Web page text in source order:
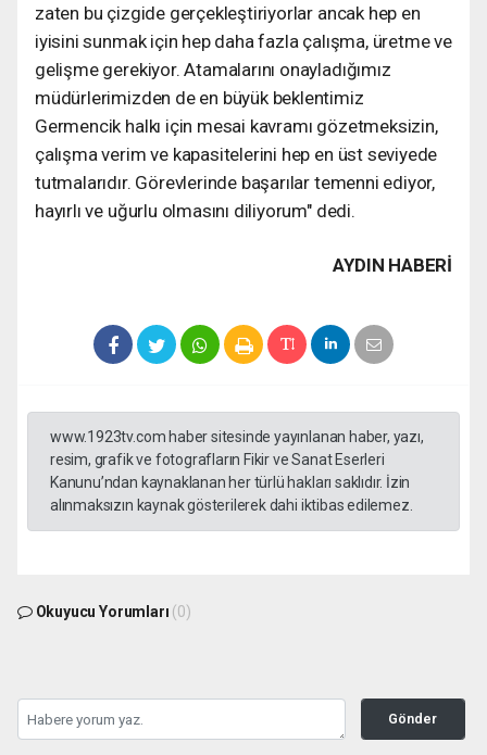
zaten bu çizgide gerçekleştiriyorlar ancak hep en
iyisini sunmak için hep daha fazla çalışma, üretme ve
gelişme gerekiyor. Atamalarını onayladığımız
müdürlerimizden de en büyük beklentimiz
Germencik halkı için mesai kavramı gözetmeksizin,
çalışma verim ve kapasitelerini hep en üst seviyede
tutmalarıdır. Görevlerinde başarılar temenni ediyor,
hayırlı ve uğurlu olmasını diliyorum" dedi.
AYDIN HABERİ
www.1923tv.com haber sitesinde yayınlanan haber, yazı,
resim, grafik ve fotografların Fikir ve Sanat Eserleri
Kanunu’ndan kaynaklanan her türlü hakları saklıdır. İzin
alınmaksızın kaynak gösterilerek dahi iktibas edilemez.
Okuyucu Yorumları (0)
Gönder